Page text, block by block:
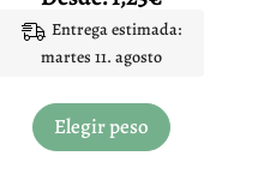
Entrega estimada:
martes 11. agosto
Elegir peso
producto